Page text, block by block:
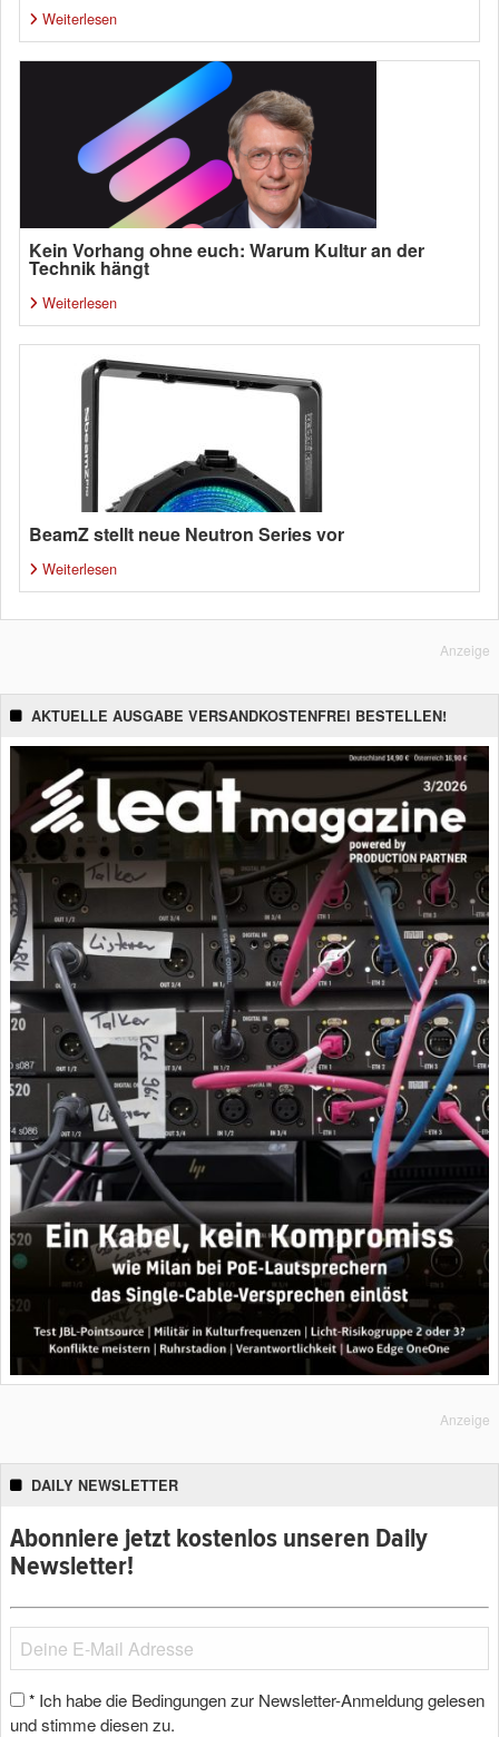
Weiterlesen
Kein Vorhang ohne euch: Warum Kultur an der
Technik hängt
Weiterlesen
BeamZ stellt neue Neutron Series vor
Weiterlesen
Anzeige
AKTUELLE AUSGABE VERSANDKOSTENFREI BESTELLEN!
Anzeige
DAILY NEWSLETTER
Abonniere jetzt kostenlos unseren Daily
Newsletter!
* Ich habe die Bedingungen zur Newsletter-Anmeldung gelesen
und stimme diesen zu.